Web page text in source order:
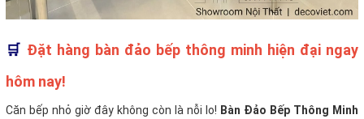
🛒 Đặt hàng bàn đảo bếp thông minh hiện đại ngay
hôm nay!
Căn bếp nhỏ giờ đây không còn là nỗi lo! Bàn Đảo Bếp Thông Minh